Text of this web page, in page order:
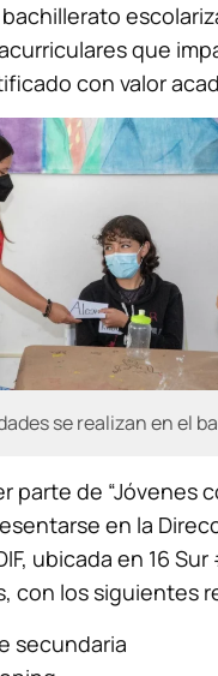
que
con valor
se realizan en el
parte de “Jóvenes
en la
ubicada en 16 Sur
con los siguientes
secundaria